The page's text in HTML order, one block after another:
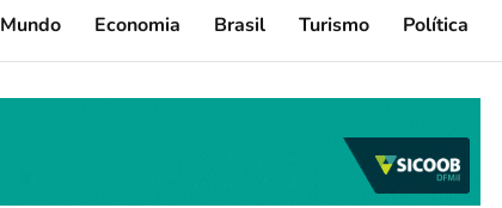
Mundo Economia Brasil Turismo Política